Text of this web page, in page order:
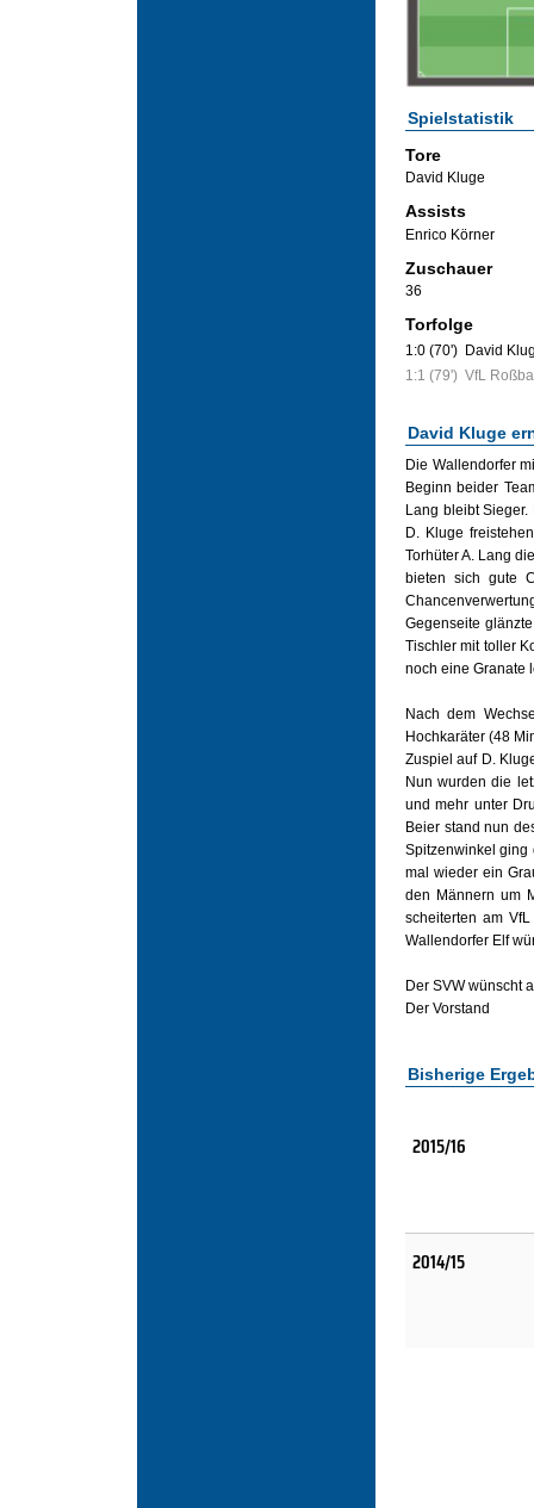
Spielstatistik
Tore
David Kluge
Assists
Enrico Körner
Zuschauer
36
Torfolge
1:0 (70') David
1:1 (79') VfL
David Kluge
Die Wallendorfer
Beginn beider
Lang bleibt
D. Kluge
Torhüter A. Lang
bieten sich gute
Gegenseite
Tischler mit toller
noch eine Granate
Nach dem
Hochkaräter (48
Zuspiel auf D.
Nun wurden die
und mehr unter
Beier stand nun
Spitzenwinkel ging
mal wieder ein
den Männern um
scheiterten am
Wallendorfer Elf
Der SVW wünscht
Der Vorstand
Bisherige
2015/16
2014/15